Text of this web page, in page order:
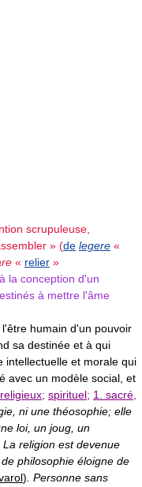
scrupuleuse,
» (de legere «
« relier »
la conception d'un
à mettre l'âme
humain d'un pouvoir
sa destinée et à qui
intellectuelle et morale qui
avec un modèle social, et
religieux; spirituel; 1. sacré
ni une théosophie; elle
loi, un joug, un
La religion est devenue
de philosophie éloigne de
) . Personne sans